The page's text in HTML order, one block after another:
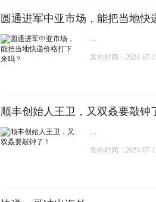
圆通进军中亚市场，能把当地快
...
发布时间：2024-07-
顺丰创始人王卫，又双叒要敲钟
...
发布时间：2024-07-